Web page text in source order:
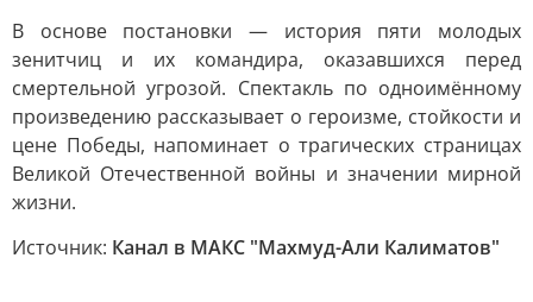
В основе постановки — история пяти молодых
зенитчиц и их командира, оказавшихся перед
смертельной угрозой. Спектакль по одноимённому
произведению рассказывает о героизме, стойкости и
цене Победы, напоминает о трагических страницах
Великой Отечественной войны и значении мирной
жизни.
Источник: Канал в МАКС "Махмуд-Али Калиматов"